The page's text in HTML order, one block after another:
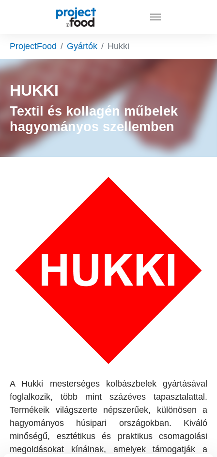
Skip to main content
You are here:
ProjectFood Gyártók Hukki
HUKKI
Textil és kollagén műbelek
hagyományos szellemben
A Hukki mesterséges kolbászbelek gyártásával
foglalkozik, több mint százéves tapasztalattal.
Termékeik világszerte népszerűek, különösen a
hagyományos húsipari országokban. Kiváló
minőségű, esztétikus és praktikus csomagolási
megoldásokat kínálnak, amelyek támogatják a